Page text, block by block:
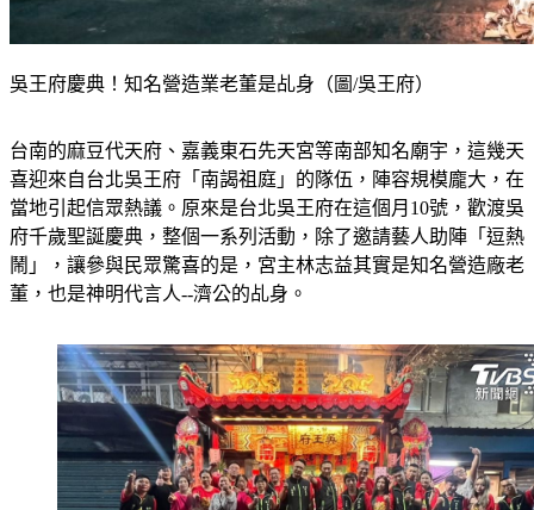
喜迎來自台北吳王府「南謁祖庭」的隊伍，陣容規模龐大，在
當地引起信眾熱議。原來是台北吳王府在這個月10號，歡渡吳
府千歲聖誕慶典，整個一系列活動，除了邀請藝人助陣「逗熱
鬧」，讓參與民眾驚喜的是，宮主林志益其實是知名營造廠老
董，也是神明代言人--濟公的乩身。